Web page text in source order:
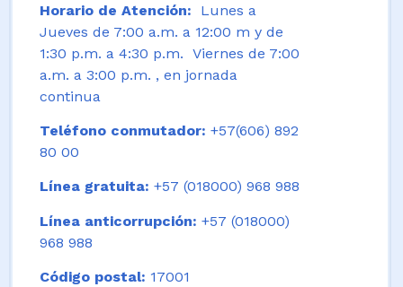
Horario de Atención:
Lunes a
Jueves de 7:00 a.m. a 12:00 m y de
1:30 p.m. a 4:30 p.m. Viernes de 7:00
a.m. a 3:00 p.m. , en jornada
continua
Teléfono conmutador: +57(606) 892
80 00
Línea gratuita: +57 (018000) 968 988
Línea anticorrupción: +57 (018000)
968 988
Código postal: 17001